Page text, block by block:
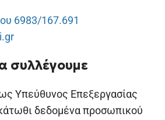
6983/167.691
συλλέγουμε
Υπεύθυνος Επεξεργασίας
δεδομένα προσωπικού